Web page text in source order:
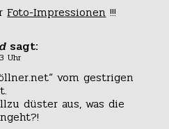
Foto-Impressionen !!!
sagt:
Uhr
vom gestrigen
düster aus, was die